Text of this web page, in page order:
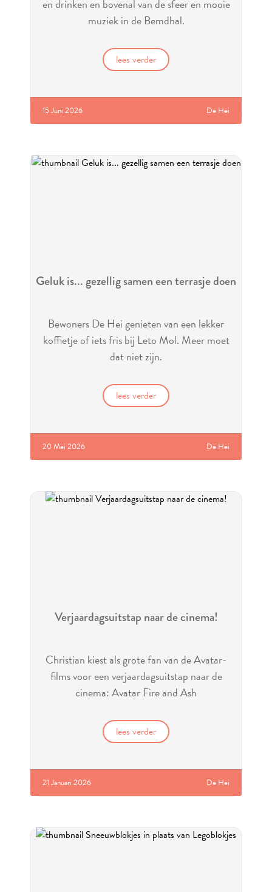
en drinken en bovenal van de sfeer en mooie
muziek in de Bemdhal.
lees verder
15 Juni 2026 De Hei
Geluk is... gezellig samen een terrasje doen
Bewoners De Hei genieten van een lekker
koffietje of iets fris bij Leto Mol. Meer moet
dat niet zijn.
lees verder
20 Mei 2026 De Hei
Verjaardagsuitstap naar de cinema!
Christian kiest als grote fan van de Avatar-
films voor een verjaardagsuitstap naar de
cinema: Avatar Fire and Ash
lees verder
21 Januari 2026 De Hei